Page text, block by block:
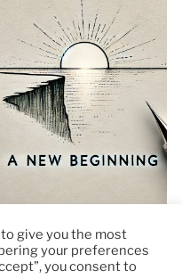
give you the most
your preferences
you consent to